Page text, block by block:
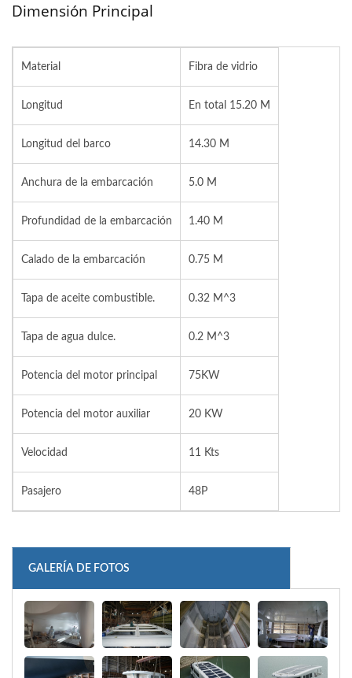
Dimensión Principal
Material Fibra de vidrio
Longitud En total 15.20 M
Longitud del barco 14.30 M
Anchura de la embarcación 5.0 M
Profundidad de la embarcación 1.40 M
Calado de la embarcación 0.75 M
Tapa de aceite combustible. 0.32 M^3
Tapa de agua dulce. 0.2 M^3
Potencia del motor principal 75KW
Potencia del motor auxiliar 20 KW
Velocidad 11 Kts
Pasajero 48P
GALERÍA DE FOTOS